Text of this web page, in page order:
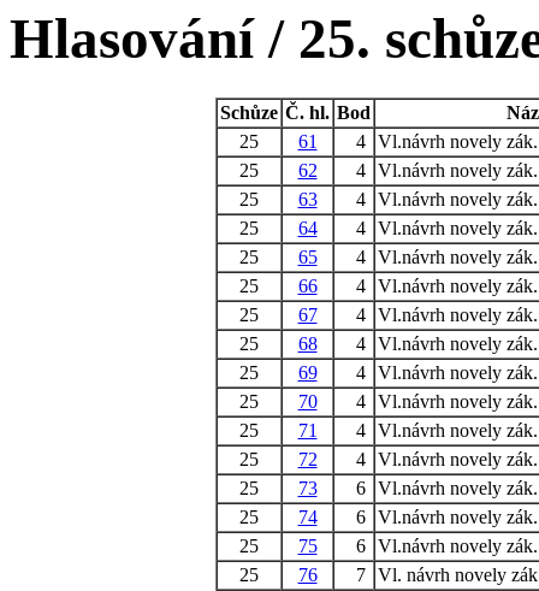
Hlasování / 25.
Schůze Č. hl. Bod
25
61 4 Vl.návrh novely
25
62 4 Vl.návrh novely
25
63 4 Vl.návrh novely
25
64 4 Vl.návrh novely
25
65 4 Vl.návrh novely
25
66 4 Vl.návrh novely
25
67 4 Vl.návrh novely
25
68 4 Vl.návrh novely
25
69 4 Vl.návrh novely
25
70 4 Vl.návrh novely
25
71 4 Vl.návrh novely
25
72 4 Vl.návrh novely
25
73 6 Vl.návrh novely
25
74 6 Vl.návrh novely
25
75 6 Vl.návrh novely
25
76 7 Vl. návrh novely